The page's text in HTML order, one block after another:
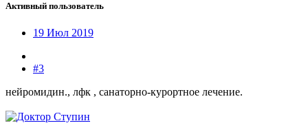
Активный пользователь
19 Июл 2019
#3
нейромидин., лфк , санаторно-курортное лечение.